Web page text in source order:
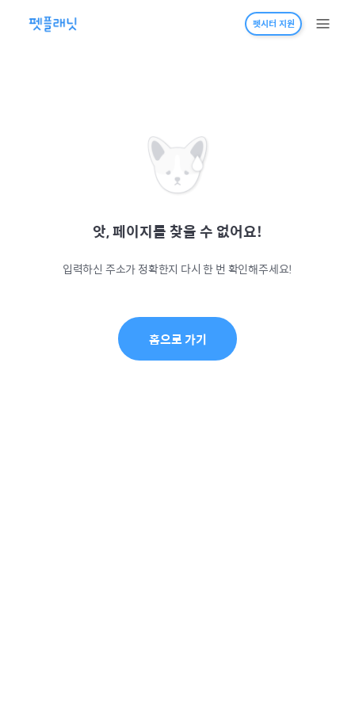
펫시터 지원
앗, 페이지를 찾을 수 없어요!
입력하신 주소가 정확한지 다시 한 번 확인해주세요!
홈으로 가기